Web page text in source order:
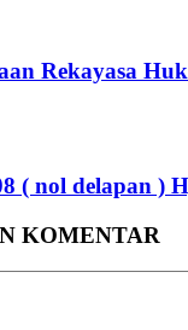
Rekayasa
( nol delapan )
KOMENTAR